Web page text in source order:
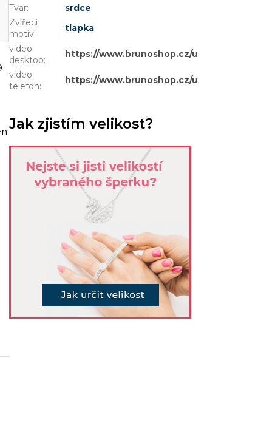
Tvar:
srdce
Zvířecí
motiv:
tlapka
video
desktop:
https://www.brunoshop.cz/user/documents/
video
telefon:
https://www.brunoshop.cz/user/documents/
Jak zjistím velikost?